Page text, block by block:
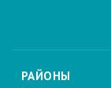
РАЙОНЫ